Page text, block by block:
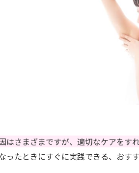
はさまざまですが、適切なケアをす
ったときにすぐに実践できる、おす